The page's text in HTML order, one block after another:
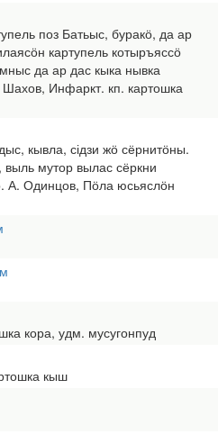
поз Батьыс, буракӧ, да ар
картупель котыръяссӧ
да ар дас кыка нывка
Шахов, Инфаркт. кп. картошка
кывла, сідзи жӧ сёрнитӧны.
мутор вылас сёркни
А. Одинцов, Пӧла юсьяслӧн
кора, удм. мусугонпуд
кыш